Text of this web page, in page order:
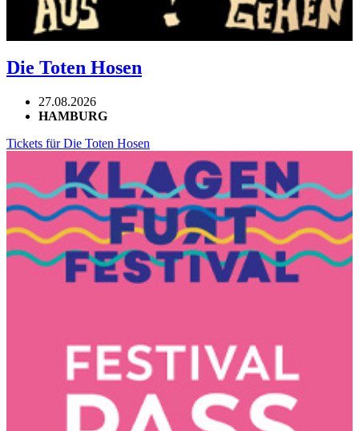
Die Toten Hosen
27.08.2026
HAMBURG
Tickets für Die Toten Hosen